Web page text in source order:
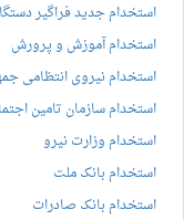
استخدام جدید فراگیر
استخدام آموزش و پرورش
استخدام نیروی انتظامی
استخدام سازمان تامین
استخدام وزارت نیرو
استخدام بانک ملت
استخدام بانک صادرات